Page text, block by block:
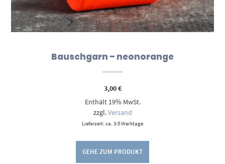
Bauschgarn – neonorange
3,00€
Enthält 19% MwSt.
zzgl.Versand
Lieferzeit: ca. 3-5 Werktage
GEHE ZUM PRODUKT